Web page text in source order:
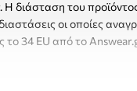
διάσταση του
οι οποίες
το 34 EU από το